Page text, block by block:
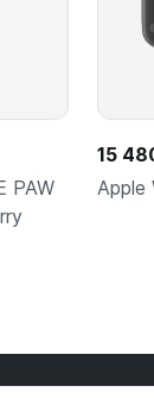
PAW
15
Apple